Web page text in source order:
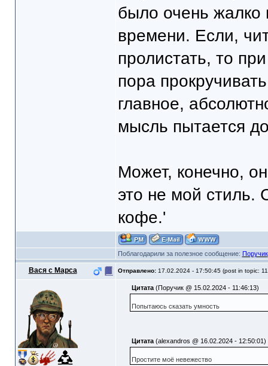
было очень жалко
времени. Если,
пролистать, то
пора
главное,
мысль пытается
Может, конечно,
это не мой стиль.
кофе.'
Поблагодарили за полезное сообщение: Поручик
Вася с Марса Отправлено: 17.02.2024 - 17:50:45 (post in topic:
Цитата(Поручик @ 15.02.2024 - 11:46:13)
Попытаюсь сказать умность
Цитата(alexandros @ 16.02.2024 - 12:50:01)
Простите моё невежество